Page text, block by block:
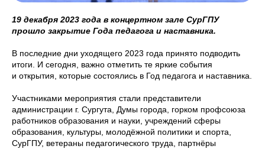
19 декабря 2023 года в концертном зале СурГПУ
прошло закрытие Года педагога и наставника.
В последние дни уходящего 2023 года принято подводить
итоги. И сегодня, важно отметить те яркие события
и открытия, которые состоялись в Год педагога и наставника.
Участниками мероприятия стали представители
администрации г. Сургута, Думы города, горком профсоюза
работников образования и науки, учреждений сферы
образования, культуры, молодёжной политики и спорта,
СурГПУ, ветераны педагогического труда, партнёры